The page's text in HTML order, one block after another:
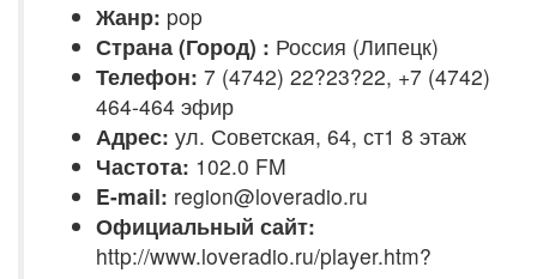
Жанр: pop
Страна (Город) : Россия (Липецк)
Телефон: 7 (4742) 22?23?22, +7 (4742)
464-464 эфир
Адрес: ул. Советская, 64, ст1 8 этаж
Частота: 102.0 FM
E-mail: region@loveradio.ru
Официальный сайт:
http://www.loveradio.ru/player.htm?